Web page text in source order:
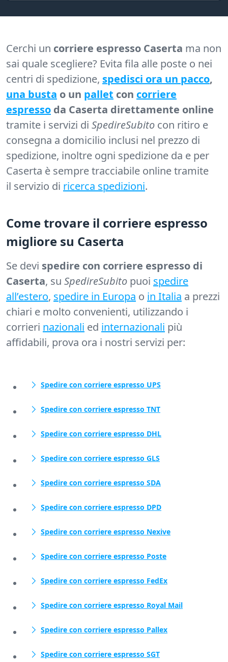
Cerchi un corriere espresso Caserta ma non
sai quale scegliere? Evita fila alle poste o nei
centri di spedizione, spedisci ora un pacco,
una busta o un pallet con corriere
espresso da Caserta direttamente online
tramite i servizi di SpedireSubito con ritiro e
consegna a domicilio inclusi nel prezzo di
spedizione, inoltre ogni spedizione da e per
Caserta è sempre tracciabile online tramite
il servizio di ricerca spedizioni.
Come trovare il corriere espresso
migliore su Caserta
Se devi spedire con corriere espresso di
Caserta, su SpedireSubito puoi spedire
all’estero, spedire in Europa o in Italia a prezzi
chiari e molto convenienti, utilizzando i
corrieri nazionali ed internazionali più
affidabili, prova ora i nostri servizi per:
Spedire con corriere espresso UPS
Spedire con corriere espresso TNT
Spedire con corriere espresso DHL
Spedire con corriere espresso GLS
Spedire con corriere espresso SDA
Spedire con corriere espresso DPD
Spedire con corriere espresso Nexive
Spedire con corriere espresso Poste
Spedire con corriere espresso FedEx
Spedire con corriere espresso Royal Mail
Spedire con corriere espresso Pallex
Spedire con corriere espresso SGT